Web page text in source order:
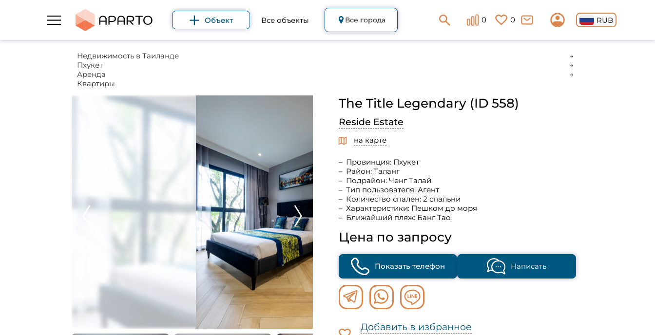
Объект Все объекты Все города 0 0 RUB
Недвижимость в Таиланде
Пхукет
Аренда
Квартиры
The Title Legendary (ID 558)
Reside Estate
на карте
Провинция: Пхукет
Район: Таланг
Подрайон: Ченг Талай
Тип пользователя: Агент
Количество спален: 2 спальни
Характеристики: Пешком до моря
Ближайший пляж: Банг Тао
Цена по запросу
Показать телефон Написать
Добавить в избранное